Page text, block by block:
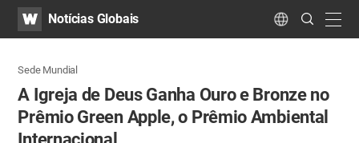
WATVNotícias Globais Language
Search
Submit
Sede Mundial
A Igreja de Deus Ganha Ouro e Bronze no
Prêmio Green Apple, o Prêmio Ambiental